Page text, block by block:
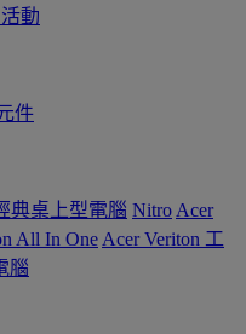
動
件
典桌上型電腦 Nitro Acer
All In One Acer Veriton 工
腦